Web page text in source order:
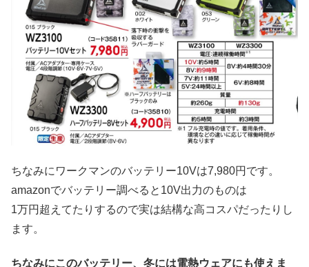
ちなみにワークマンのバッテリー10Vは7,980円です。
amazonでバッテリー調べると10V出力のものは
1万円超えてたりするので実は結構な高コスパだったりし
ます。
ちなみにこのバッテリー、冬には電熱ウェアにも使えま